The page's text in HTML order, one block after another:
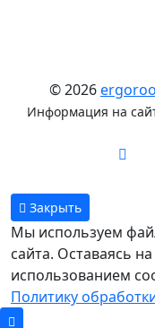
© 2026
Информация на
Закрыть
Мы используем
сайта. Оставаясь
использованием
Политику